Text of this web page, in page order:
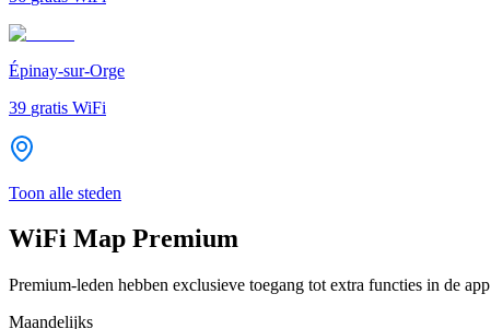
Épinay-sur-Orge
39 gratis WiFi
Toon alle steden
WiFi Map Premium
Premium-leden hebben exclusieve toegang tot extra functies in de app
Maandelijks